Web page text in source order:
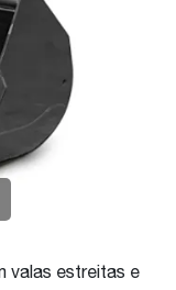
valas estreitas e